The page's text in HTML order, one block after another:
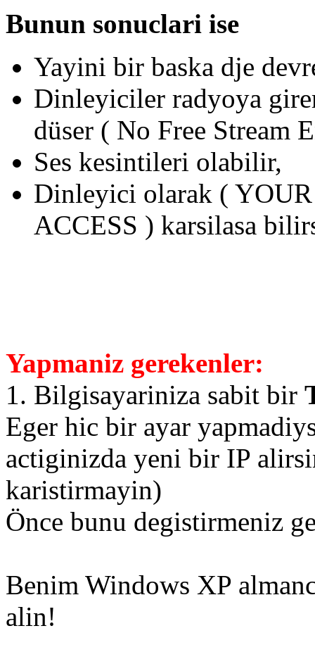
Bunun sonuclari ise
Yayini bir baska dje
Dinleyiciler radyoya
düser ( No Free Stream
Ses kesintileri olabilir,
Dinleyici olarak (
ACCESS ) karsilasa
Yapmaniz gerekenler:
1. Bilgisayariniza sabit bir
Eger hic bir ayar
actiginizda yeni bir IP
karistirmayin)
Önce bunu degistirmeniz
Benim Windows XP
alin!